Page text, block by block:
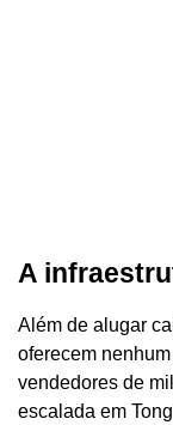
A
Além de alugar
oferecem
vendedores de
escalada em